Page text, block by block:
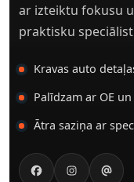
ar izteiktu fokusu
praktisku
Kravas auto
Palīdzam ar OE
Ātra saziņa ar